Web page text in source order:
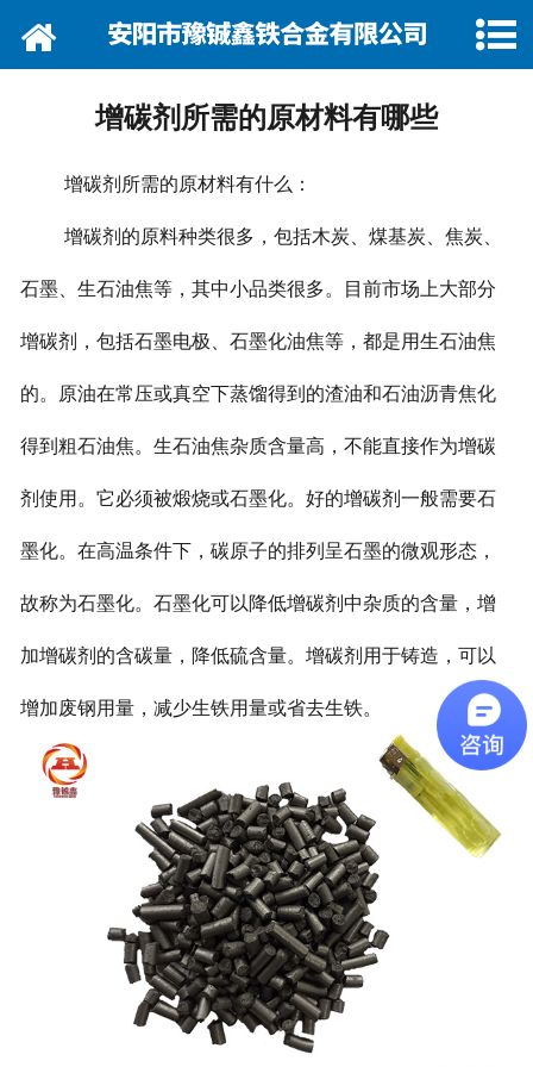
网站首页
产品行情
营销网络
在线留言
联系我们
增碳剂所需的原材料有哪些
增碳剂所需的原材料有什么：
增碳剂的原料种类很多，包括木炭、煤基炭、焦炭、
石墨、生石油焦等，其中小品类很多。目前市场上大部分
增碳剂，包括石墨电极、石墨化油焦等，都是用生石油焦
的。原油在常压或真空下蒸馏得到的渣油和石油沥青焦化
得到粗石油焦。生石油焦杂质含量高，不能直接作为增碳
剂使用。它必须被煅烧或石墨化。好的增碳剂一般需要石
墨化。在高温条件下，碳原子的排列呈石墨的微观形态，
故称为石墨化。石墨化可以降低增碳剂中杂质的含量，增
加增碳剂的含碳量，降低硫含量。增碳剂用于铸造，可以
增加废钢用量，减少生铁用量或省去生铁。